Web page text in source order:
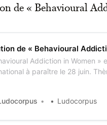
de « Behavioural
de « Behavioural
Addiction in Women »
à paraître le 28 juin.
liés au(x) jeu(x) – chez
Ludocorpus